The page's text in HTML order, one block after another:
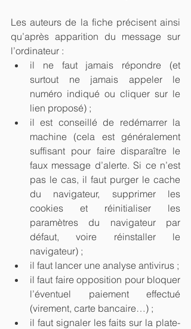
Les auteurs de la fiche précisent ainsi
qu’après apparition du message sur
l’ordinateur :
il ne faut jamais répondre (et
surtout ne jamais appeler le
numéro indiqué ou cliquer sur le
lien proposé) ;
il est conseillé de redémarrer la
machine (cela est généralement
suffisant pour faire disparaître le
faux message d’alerte. Si ce n’est
pas le cas, il faut purger le cache
du navigateur, supprimer les
cookies et réinitialiser les
paramètres du navigateur par
défaut, voire réinstaller le
navigateur) ;
il faut faire opposition pour bloquer
l’éventuel paiement effectué
(virement, carte bancaire…) ;
il faut signaler les faits sur la plate-